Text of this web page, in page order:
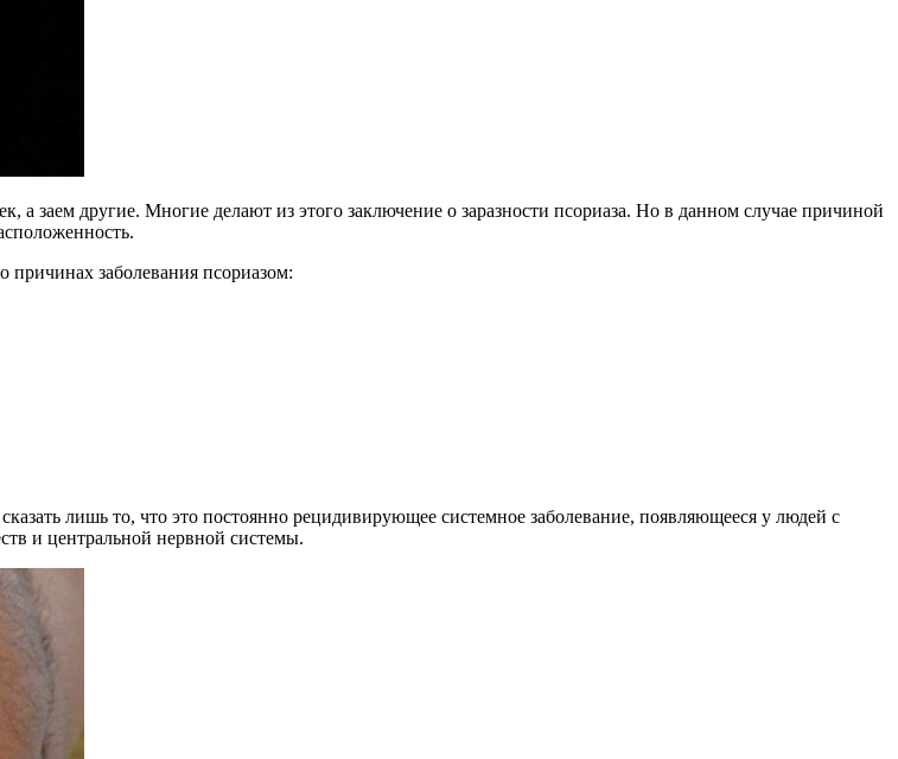
а заем другие. Многие делают из этого заключение о заразности псориаза. Но в данном случае причиной
причинах заболевания псориазом:
лишь то, что это постоянно рецидивирующее системное заболевание, появляющееся у людей с
и центральной нервной системы.